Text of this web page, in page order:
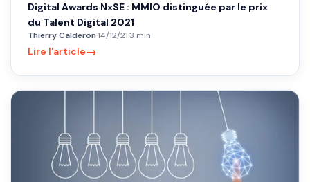
Digital Awards NxSE : MMIO distinguée par le prix
du Talent Digital 2021
Thierry Calderon·14/12/21·3 min
Lire l'article→